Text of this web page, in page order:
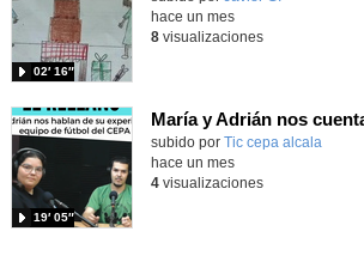
02′ 16″
hace un mes
8visualizaciones
subido por Tic cepa alcala
19′ 05″
hace un mes
4visualizaciones